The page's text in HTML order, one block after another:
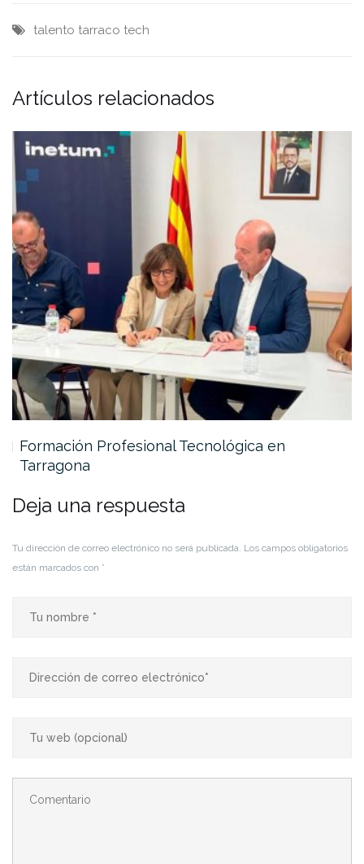
talento tarraco tech
Artículos relacionados
Formación Profesional Tecnológica en
Tarragona
Deja una respuesta
Tu dirección de correo electrónico no será publicada. Los campos obligatorios
están marcados con *